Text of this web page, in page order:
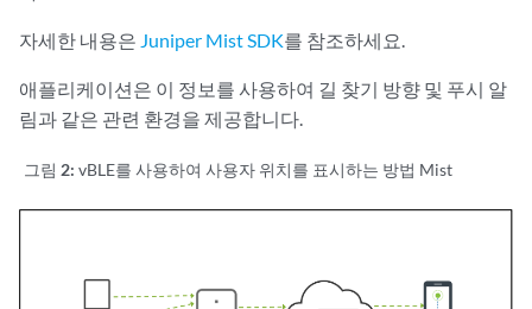
자세한 내용은 Juniper Mist SDK를 참조하세요.
애플리케이션은 이 정보를 사용하여 길 찾기 방향 및 푸시 알
림과 같은 관련 환경을 제공합니다.
그림 2: vBLE를 사용하여 사용자 위치를 표시하는 방법 Mist